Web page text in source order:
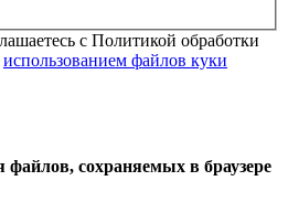
с Политикой обработки
использованием файлов куки
файлов, сохраняемых в браузере